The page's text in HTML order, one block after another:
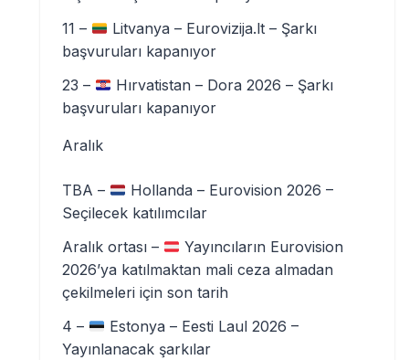
11 –
Litvanya – Eurovizija.lt – Şarkı
başvuruları kapanıyor
23 –
Hırvatistan – Dora 2026 – Şarkı
başvuruları kapanıyor
Aralık
TBA –
Hollanda – Eurovision 2026 –
Seçilecek katılımcılar
Aralık ortası –
Yayıncıların Eurovision
2026’ya katılmaktan mali ceza almadan
çekilmeleri için son tarih
4 –
Estonya – Eesti Laul 2026 –
Yayınlanacak şarkılar